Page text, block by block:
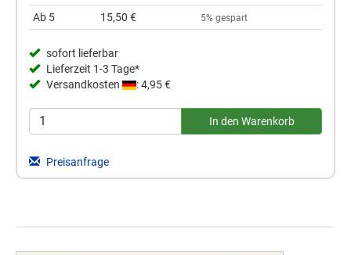
Ab 5 15,50 € 5% gespart
sofort lieferbar
Lieferzeit 1-3 Tage*
Versandkosten
: 4,95 €
Preisanfrage